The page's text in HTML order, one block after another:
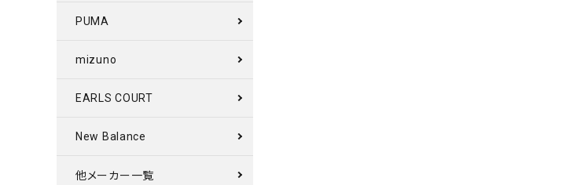
PUMA
mizuno
EARLS COURT
New Balance
他メーカー一覧